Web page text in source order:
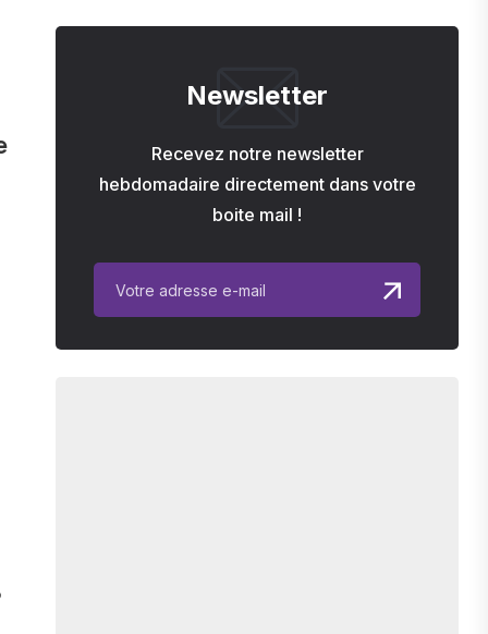
Newsletter
Recevez notre newsletter
hebdomadaire directement dans votre
boite mail !